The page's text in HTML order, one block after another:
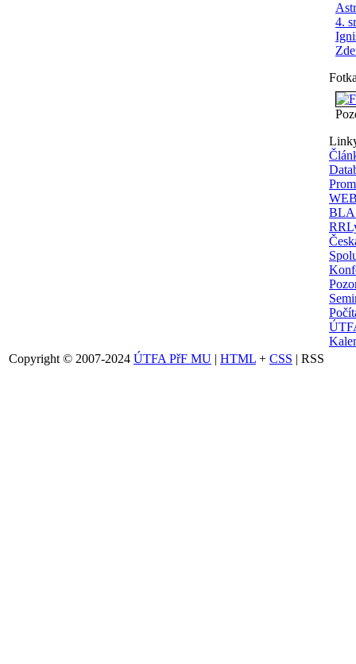
4.
Copyright © 2007-2024 ÚTFA PřF MU | HTML + CSS | RSS